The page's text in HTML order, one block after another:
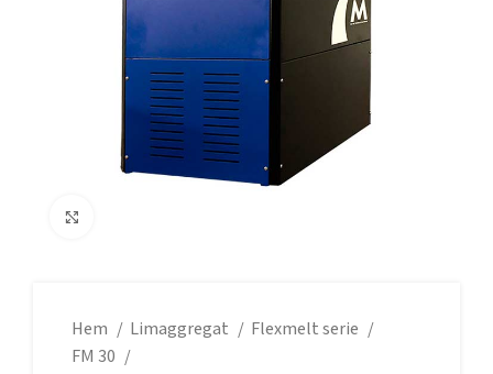
Hem Limaggregat
Flexmelt serie
FM 30